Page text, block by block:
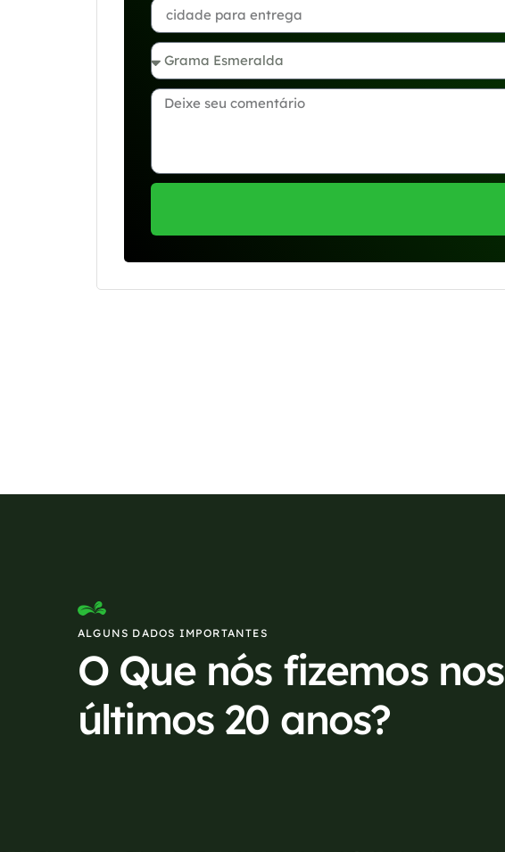
ALGUNS DADOS IMPORTANTES
O Que nós fizemos nos
últimos 20 anos?